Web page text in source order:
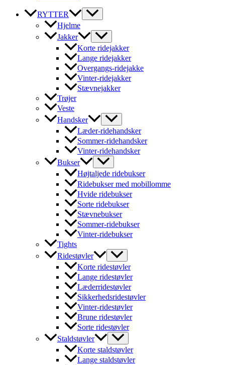
RYTTER
Hjelme
Jakker
Korte ridejakker
Lange ridejakker
Overgangs-ridejakke
Vinter-ridejakker
Stævnejakker
Trøjer
Veste
Handsker
Læder-ridehandsker
Sommer-ridehandsker
Vinter-ridehandsker
Bukser
Højtaljede ridebukser
Ridebukser med mobillomme
Hvide ridebukser
Sorte ridebukser
Stævnebukser
Sommer-ridebukser
Vinter-ridebukser
Tights
Ridestøvler
Korte ridestøvler
Lange ridestøvler
Læderridestøvler
Sikkerhedsridestøvler
Vinter-ridestøvler
Brune ridestøvler
Sorte ridestøvler
Staldstøvler
Korte staldstøvler
Lange staldstøvler